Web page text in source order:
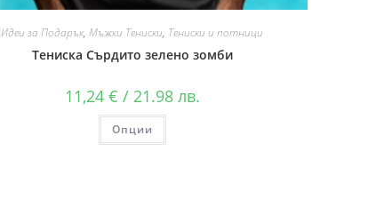
Идеи за Подарък,Мъжки Тениски, Тениски и потници
Тениска Сърдито зелено зомби
11,24 € / 21.98 лв.
Опции